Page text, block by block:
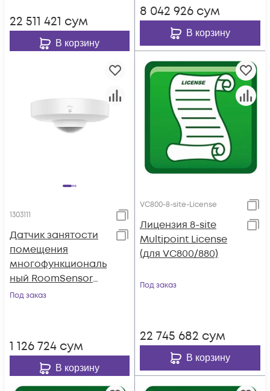
22 511 421 сум
В корзину
8 042 926 сум
В корзину
1303111
Датчик занятости
помещения
многофункциональ
ный RoomSensor
(AMS - 2 года)
Под заказ
1 126 724 сум
В корзину
VC800-8-site-License
Лицензия 8-site
Multipoint License
(для VC800/880)
Под заказ
22 745 682 сум
В корзину